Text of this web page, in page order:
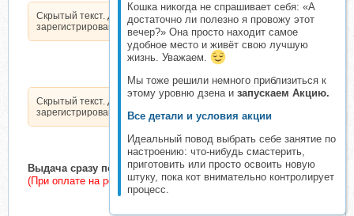
Кошка никогда не спрашивает себя: «А
достаточно ли полезно я провожу этот
вечер?» Она просто находит самое
удобное место и живёт свою лучшую
жизнь. Уважаем.
Мы тоже решили немного приблизиться к
этому уровню дзена и запускаем Акцию.
Все детали и условия акции
Идеальный повод выбрать себе занятие по
настроению: что-нибудь смастерить,
приготовить или просто освоить новую
штуку, пока кот внимательно контролирует
процесс.
Скрытый текст. Доступен только
зарегистрированным пользователям.
Скрытый текст. Доступен только
зарегистрированным пользователям.
Выдача сразу после подтверждения оплаты
(При оплате на реквизиты организатора комиссии нет)